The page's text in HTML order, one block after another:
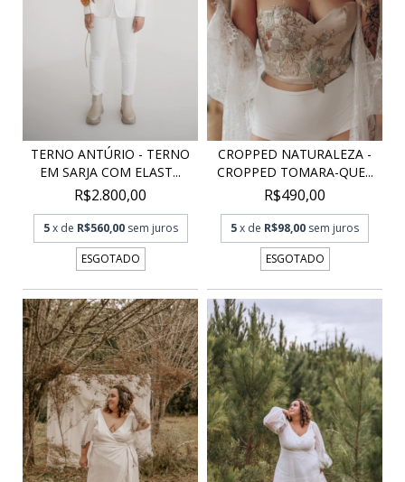
TERNO ANTÚRIO - TERNO
EM SARJA COM ELAST...
R$2.800,00
5 x de R$560,00 sem juros
ESGOTADO
CROPPED NATURALEZA -
CROPPED TOMARA-QUE...
R$490,00
5x de R$98,00 sem juros
ESGOTADO